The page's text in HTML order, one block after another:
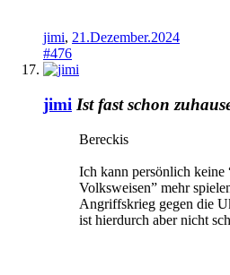
jimi, 21.Dezember.2024
#476
jimi Ist fast schon
Bereckis
Ich kann persönlich keine
Volksweisen” mehr
Angriffskrieg gegen die
ist hierdurch aber nicht